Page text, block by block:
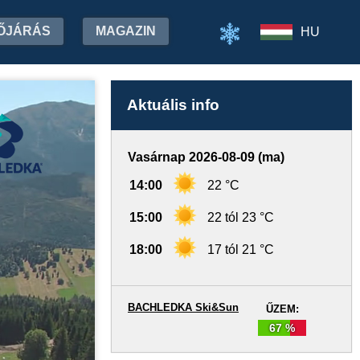
MAGAZIN HU
Aktuális info
Vasárnap 2026-08-09 (ma)
14:00 22 °C
15:00 22 tól 23 °C
18:00 17 tól 21 °C
ŰZEM:
67 %
BACHLEDKA Ski&Sun